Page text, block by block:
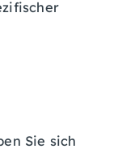
Sie sich